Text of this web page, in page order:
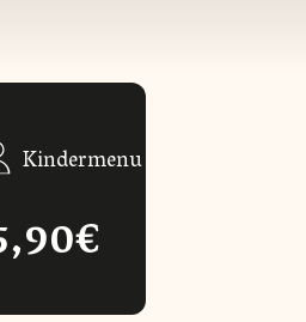
Kindermenu